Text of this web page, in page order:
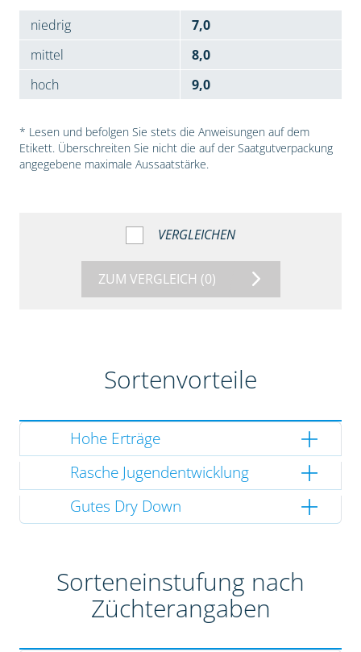
niedrig
7,0
mittel
8,0
hoch
9,0
* Lesen und befolgen Sie stets die Anweisungen auf dem
Etikett. Überschreiten Sie nicht die auf der Saatgutverpackung
angegebene maximale Aussaatstärke.
VERGLEICHEN
ZUM VERGLEICH (0)
Sortenvorteile
Hohe Erträge
Rasche Jugendentwicklung
Gutes Dry Down
Sorteneinstufung nach
Züchterangaben